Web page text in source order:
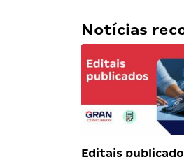
Notícias
Editais